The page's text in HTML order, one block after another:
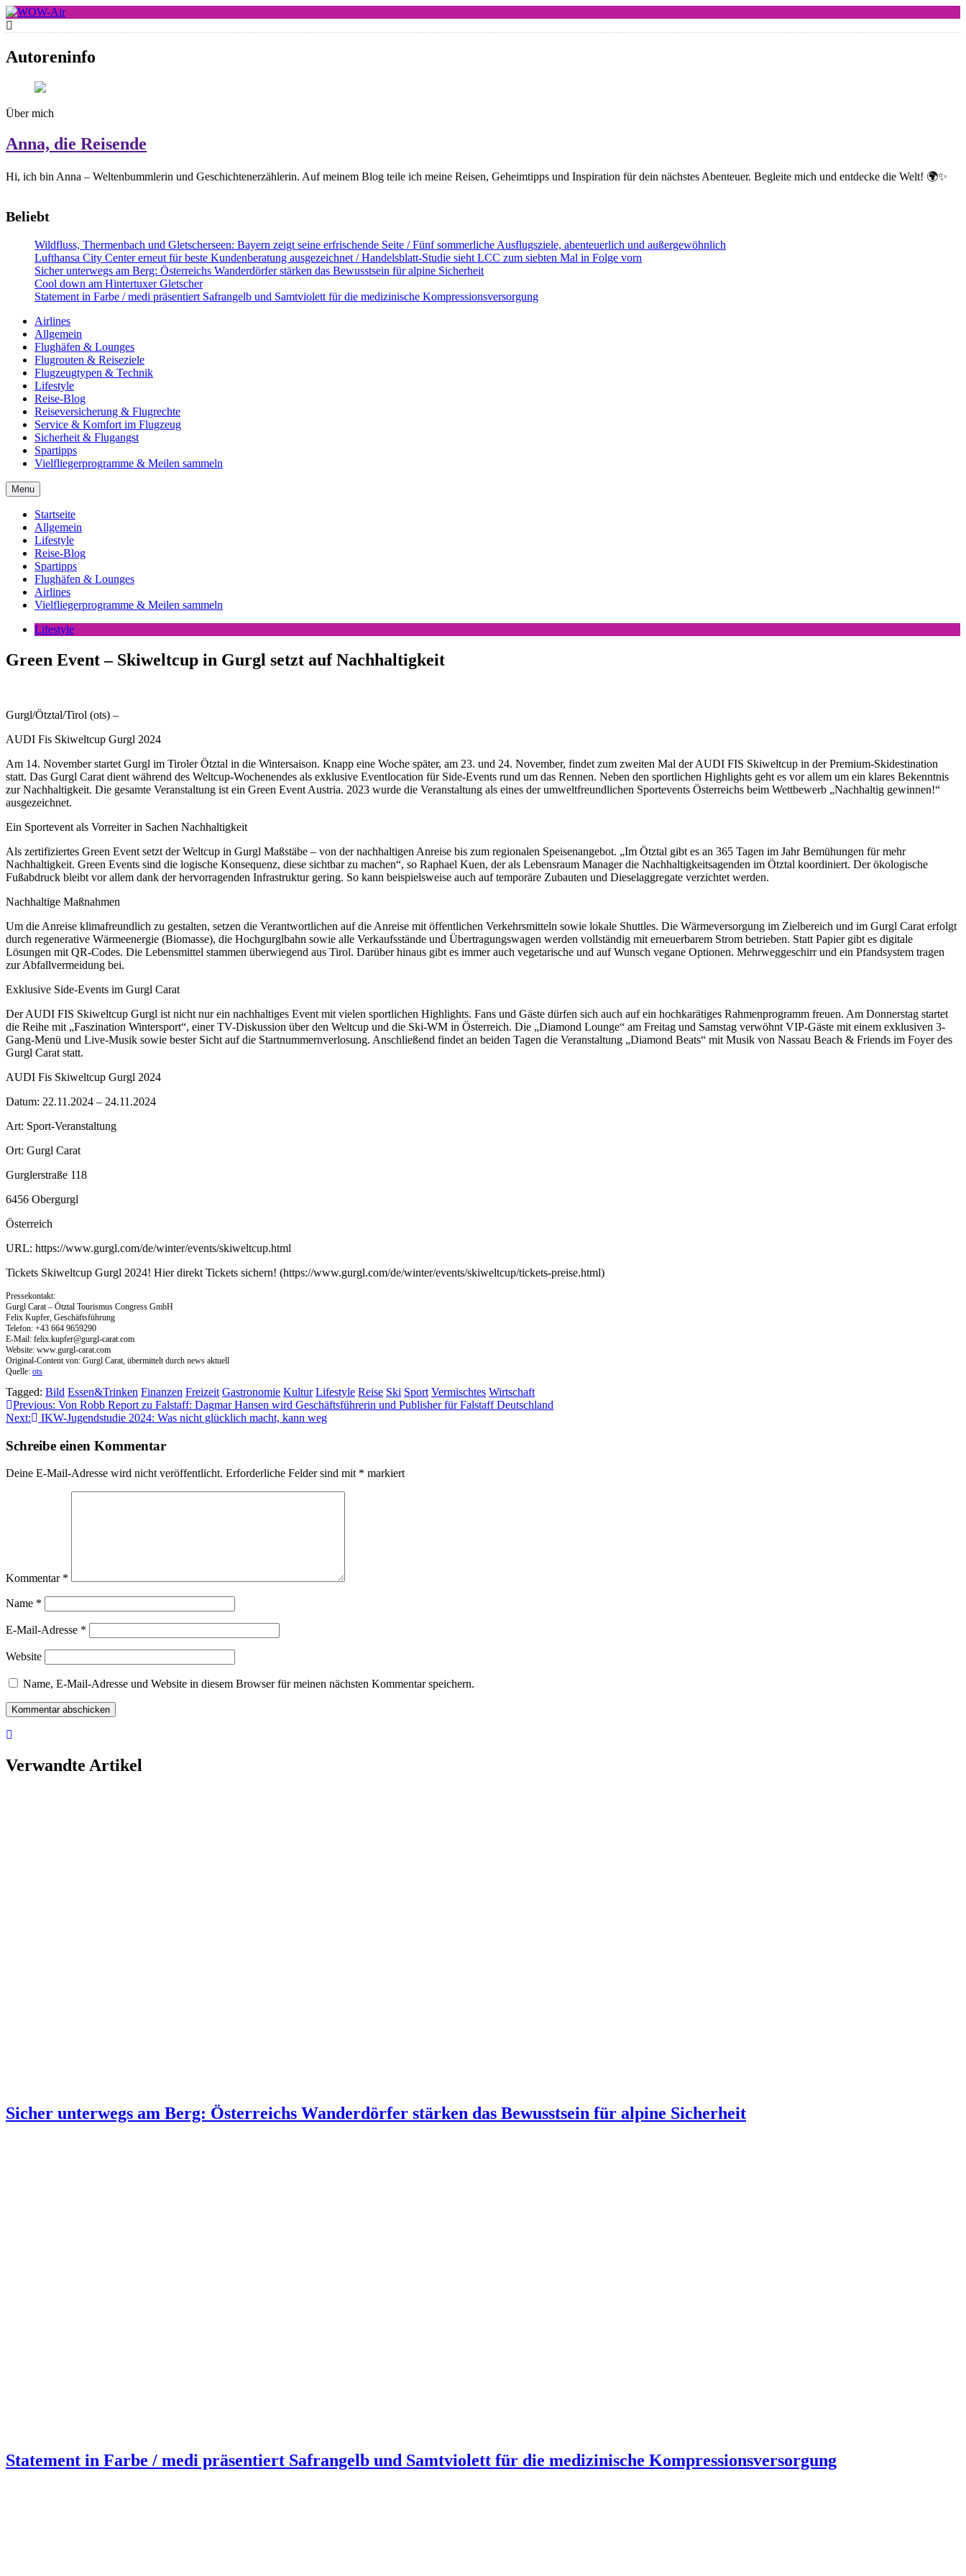
Skip
to
content
WOW-Air
Autoreninfo
Über mich
Anna, die Reisende
Hi, ich bin Anna – Weltenbummlerin und Geschichtenerzählerin. Auf meinem Blog teile ich meine Reisen, Geheimtipps und Inspiration für dein nächstes Abenteuer. Begleite mich und entdecke die Welt! 🌍✨
Beliebt
Wildfluss, Thermenbach und Gletscherseen: Bayern zeigt seine erfrischende Seite / Fünf sommerliche Ausflugsziele, abenteuerlich und außergewöhnlich
Lufthansa City Center erneut für beste Kundenberatung ausgezeichnet / Handelsblatt-Studie sieht LCC zum siebten Mal in Folge vorn
Sicher unterwegs am Berg: Österreichs Wanderdörfer stärken das Bewusstsein für alpine Sicherheit
Cool down am Hintertuxer Gletscher
Statement in Farbe / medi präsentiert Safrangelb und Samtviolett für die medizinische Kompressionsversorgung
Airlines
Allgemein
Flughäfen & Lounges
Flugrouten & Reiseziele
Flugzeugtypen & Technik
Lifestyle
Reise-Blog
Reiseversicherung & Flugrechte
Service & Komfort im Flugzeug
Sicherheit & Flugangst
Spartipps
Vielfliegerprogramme & Meilen sammeln
Menu
Startseite
Allgemein
Lifestyle
Reise-Blog
Spartipps
Flughäfen & Lounges
Airlines
Vielfliegerprogramme & Meilen sammeln
Lifestyle
Green Event – Skiweltcup in Gurgl setzt auf Nachhaltigkeit
Gurgl/Ötztal/Tirol (ots) –
AUDI Fis Skiweltcup Gurgl 2024
Am 14. November startet Gurgl im Tiroler Ötztal in die Wintersaison. Knapp eine Woche später, am 23. und 24. November, findet zum zweiten Mal der AUDI FIS Skiweltcup in der Premium-Skidestination
statt. Das Gurgl Carat dient während des Weltcup-Wochenendes als exklusive Eventlocation für Side-Events rund um das Rennen. Neben den sportlichen Highlights geht es vor allem um ein klares Bekenntnis
zur Nachhaltigkeit. Die gesamte Veranstaltung ist ein Green Event Austria. 2023 wurde die Veranstaltung als eines der umweltfreundlichen Sportevents Österreichs beim Wettbewerb „Nachhaltig gewinnen!“
ausgezeichnet.
Ein Sportevent als Vorreiter in Sachen Nachhaltigkeit
Als zertifiziertes Green Event setzt der Weltcup in Gurgl Maßstäbe – von der nachhaltigen Anreise bis zum regionalen Speisenangebot. „Im Ötztal gibt es an 365 Tagen im Jahr Bemühungen für mehr
Nachhaltigkeit. Green Events sind die logische Konsequenz, diese sichtbar zu machen“, so Raphael Kuen, der als Lebensraum Manager die Nachhaltigkeitsagenden im Ötztal koordiniert. Der ökologische
Fußabdruck bleibt vor allem dank der hervorragenden Infrastruktur gering. So kann beispielsweise auch auf temporäre Zubauten und Dieselaggregate verzichtet werden.
Nachhaltige Maßnahmen
Um die Anreise klimafreundlich zu gestalten, setzen die Verantwortlichen auf die Anreise mit öffentlichen Verkehrsmitteln sowie lokale Shuttles. Die Wärmeversorgung im Zielbereich und im Gurgl Carat erfolgt
durch regenerative Wärmeenergie (Biomasse), die Hochgurglbahn sowie alle Verkaufsstände und Übertragungswagen werden vollständig mit erneuerbarem Strom betrieben. Statt Papier gibt es digitale
Lösungen mit QR-Codes. Die Lebensmittel stammen überwiegend aus Tirol. Darüber hinaus gibt es immer auch vegetarische und auf Wunsch vegane Optionen. Mehrweggeschirr und ein Pfandsystem tragen
zur Abfallvermeidung bei.
Exklusive Side-Events im Gurgl Carat
Der AUDI FIS Skiweltcup Gurgl ist nicht nur ein nachhaltiges Event mit vielen sportlichen Highlights. Fans und Gäste dürfen sich auch auf ein hochkarätiges Rahmenprogramm freuen. Am Donnerstag startet
die Reihe mit „Faszination Wintersport“, einer TV-Diskussion über den Weltcup und die Ski-WM in Österreich. Die „Diamond Lounge“ am Freitag und Samstag verwöhnt VIP-Gäste mit einem exklusiven 3-
Gang-Menü und Live-Musik sowie bester Sicht auf die Startnummernverlosung. Anschließend findet an beiden Tagen die Veranstaltung „Diamond Beats“ mit Musik von Nassau Beach & Friends im Foyer des
Gurgl Carat statt.
AUDI Fis Skiweltcup Gurgl 2024
Datum: 22.11.2024 – 24.11.2024
Art: Sport-Veranstaltung
Ort: Gurgl Carat
Gurglerstraße 118
6456 Obergurgl
Österreich
URL: https://www.gurgl.com/de/winter/events/skiweltcup.html
Tickets Skiweltcup Gurgl 2024! Hier direkt Tickets sichern! (https://www.gurgl.com/de/winter/events/skiweltcup/tickets-preise.html)
Pressekontakt:
Gurgl Carat – Ötztal Tourismus Congress GmbH
Felix Kupfer, Geschäftsführung
Telefon: +43 664 9659290
E-Mail: felix.kupfer@gurgl-carat.com
Website: www.gurgl-carat.com
Original-Content von: Gurgl Carat, übermittelt durch news aktuell
Quelle: ots
Tagged: Bild Essen&Trinken Finanzen Freizeit Gastronomie Kultur Lifestyle Reise Ski Sport Vermischtes Wirtschaft
Beitragsnavigation
Previous: Von Robb Report zu Falstaff: Dagmar Hansen wird Geschäftsführerin und Publisher für Falstaff Deutschland
Next:
IKW-Jugendstudie 2024: Was nicht glücklich macht, kann weg
Schreibe einen Kommentar
Deine E-Mail-Adresse wird nicht veröffentlicht. Erforderliche Felder sind mit * markiert
Kommentar *
Name *
E-Mail-Adresse *
Website
Name, E-Mail-Adresse und Website in diesem Browser für meinen nächsten Kommentar speichern.
Verwandte Artikel
Sicher unterwegs am Berg: Österreichs Wanderdörfer stärken das Bewusstsein für alpine Sicherheit
Statement in Farbe / medi präsentiert Safrangelb und Samtviolett für die medizinische Kompressionsversorgung